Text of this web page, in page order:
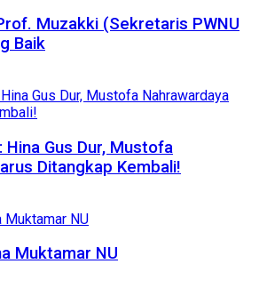
Muzakki (Sekretaris PWNU
Baik
Hina Gus Dur, Mustofa
Ditangkap Kembali!
Muktamar NU